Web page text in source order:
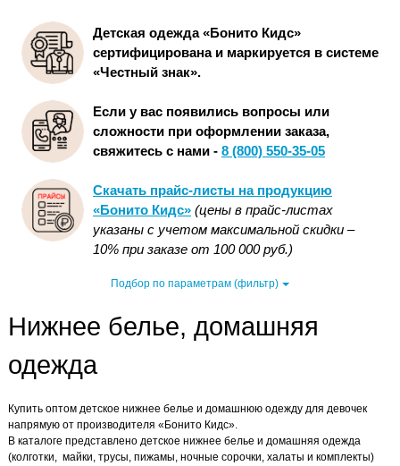
Детская одежда «Бонито Кидс»
сертифицирована и маркируется в системе
«Честный знак».
Если у вас появились вопросы или
сложности при оформлении заказа,
свяжитесь с нами - 8 (800) 550-35-05
Скачать прайс-листы на продукцию
«Бонито Кидс» (цены в прайс-листах
указаны с учетом максимальной скидки –
10% при заказе от 100 000 руб.)
Подбор по параметрам (фильтр)
Нижнее белье, домашняя
одежда
Купить оптом детское нижнее белье и домашнюю одежду для девочек
напрямую от производителя «Бонито Кидс».
В каталоге представлено детское нижнее белье и домашняя одежда
(колготки, майки, трусы, пижамы, ночные сорочки, халаты и комплекты)